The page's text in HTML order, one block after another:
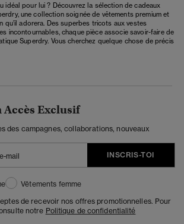
idéal pour lui ? Découvrez la sélection de cadeaux
une collection soignée de vêtements premium et
qu’il adorera. Des superbes tricots aux vestes
incontournables, chaque pièce associe savoir-faire de
Superdry. Vous cherchez quelque chose de précis
Exclusif
des campagnes, collaborations, nouveaux
INSCRIS-TOI
Vêtements femme
de recevoir nos offres promotionnelles. Pour
notre Politique de confidentialité